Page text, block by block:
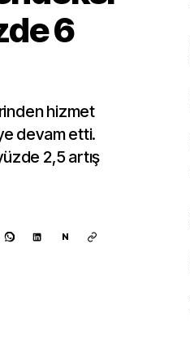
6
hizmet
devam etti.
2,5 artış
N